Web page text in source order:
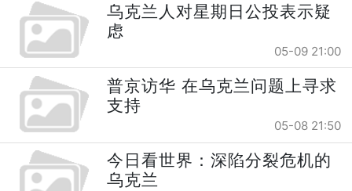
乌克兰人对星期日公投表示疑
虑
05-09 21:00
普京访华 在乌克兰问题上寻求
支持
05-08 21:50
今日看世界：深陷分裂危机的
乌克兰